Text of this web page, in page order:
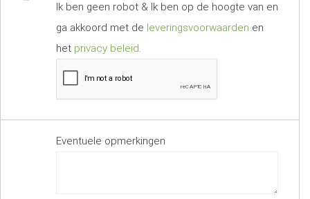
Ik ben geen robot & Ik ben op de hoogte van en
ga akkoord met de leveringsvoorwaarden en
het privacy beleid.
Eventuele opmerkingen